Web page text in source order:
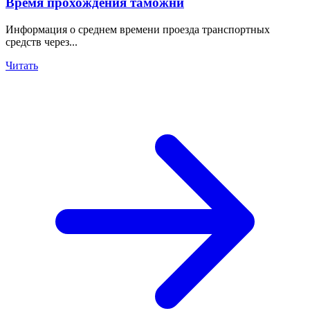
Информация о среднем времени проезда транспортных
средств через...
Читать